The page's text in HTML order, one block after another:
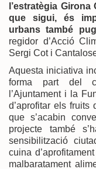
l’estratègia
que sigui, és
urbans també
regidor d’Acció
Sergi Cot i
Aquesta iniciativa
forma part del
l’Ajuntament i la
d’aprofitar els fruits
que s’acabin
projecte també
sensibilització
cuina
malbaratament